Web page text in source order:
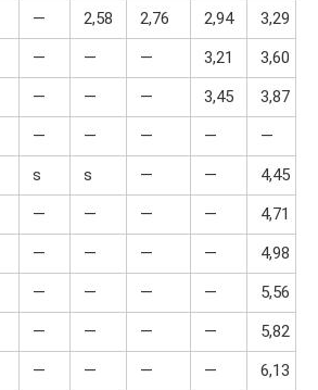
— 2,58 2,76 2,94 3,29
— — — 3,21 3,60
— — — 3,45 3,87
— — — — —
ѕ ѕ — — 4,45
— — — — 4,71
— — — — 4,98
— — — — 5,56
— — — — 5,82
— — — — 6,13